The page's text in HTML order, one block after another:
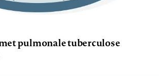
pulmonale tuberculose